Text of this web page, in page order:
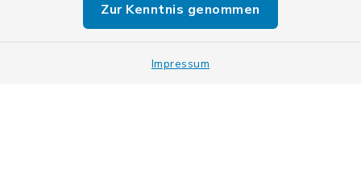
Zur Kenntnis genommen
Impressum
Impressum
Sitemap